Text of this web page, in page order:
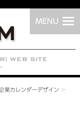
業カレンダーデザイン >